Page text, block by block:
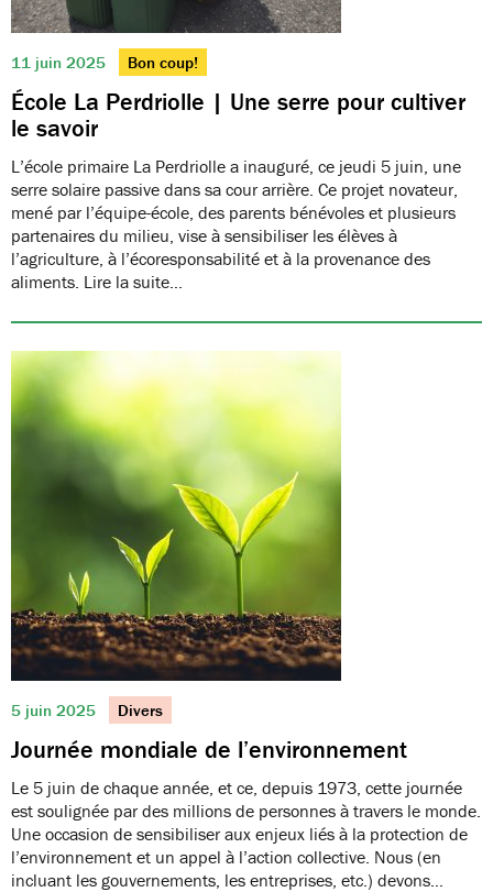
11 juin 2025 Bon coup!
École La Perdriolle | Une serre pour cultiver
le savoir
L’école primaire La Perdriolle a inauguré, ce jeudi 5 juin, une
serre solaire passive dans sa cour arrière. Ce projet novateur,
mené par l’équipe-école, des parents bénévoles et plusieurs
partenaires du milieu, vise à sensibiliser les élèves à
l’agriculture, à l’écoresponsabilité et à la provenance des
aliments. Lire la suite…
5 juin 2025 Divers
Journée mondiale de l’environnement
Le 5 juin de chaque année, et ce, depuis 1973, cette journée
est soulignée par des millions de personnes à travers le monde.
Une occasion de sensibiliser aux enjeux liés à la protection de
l’environnement et un appel à l’action collective. Nous (en
incluant les gouvernements, les entreprises, etc.) devons…